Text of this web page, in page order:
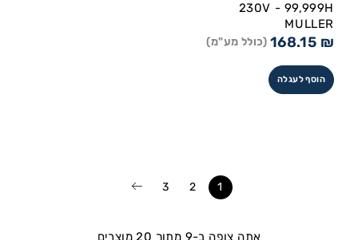
230V - 99,999H
MULLER
168.15 ₪ (כולל מע"מ)
הוסף לעגלה
1
2
3
אתה צופה ב-9 מתוך 20 מוצרים